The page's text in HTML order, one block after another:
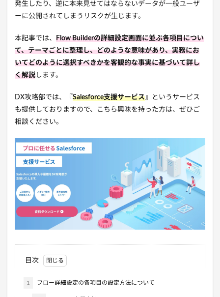
発生したり、逆に本来見せてはならないデータが一般ユーザ
ーに公開されてしまうリスクが生じます。
本記事では、 Flow Builderの詳細設定画面に並ぶ各項目につい
て、テーマごとに整理し、どのような意味があり、実務にお
いてどのように選択すべきかを客観的な事実に基づいて詳し
く解説 します。
DX攻略部では、『 Salesforce支援サービス』というサービス
も提供しておりますので、こちら興味を持った方は、ぜひご
相談ください。
目次
1 フロー詳細設定の各項目の設定方法について